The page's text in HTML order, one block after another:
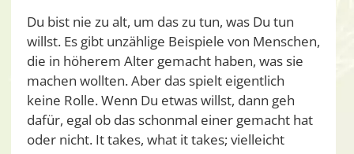
Du bist nie zu alt, um das zu tun, was Du tun
willst. Es gibt unzählige Beispiele von Menschen,
die in höherem Alter gemacht haben, was sie
machen wollten. Aber das spielt eigentlich
keine Rolle. Wenn Du etwas willst, dann geh
dafür, egal ob das schonmal einer gemacht hat
oder nicht. It takes, what it takes; vielleicht